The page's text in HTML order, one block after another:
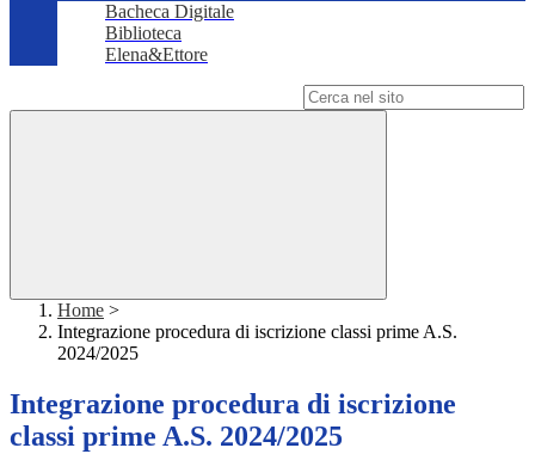
Bacheca Digitale
Biblioteca
Elena&Ettore
Home >
Integrazione procedura di iscrizione classi prime A.S.
2024/2025
Integrazione procedura di iscrizione
classi prime A.S. 2024/2025